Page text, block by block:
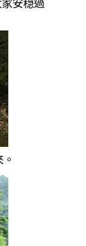
安穏過